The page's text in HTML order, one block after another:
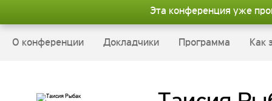
Эта конференция уже
О конференции Докладчики Программа Как